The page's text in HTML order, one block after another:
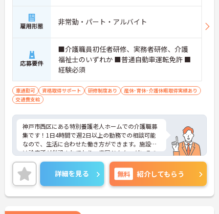
雇用形態 非常勤・パート・アルバイト
応募要件
■介護職員初任者研修、実務者研修、介護
福祉士のいずれか ■普通自動車運転免許 ■
経験必須
車通勤可 資格取得サポート 研修制度あり
産休･育休･介護休暇取得実績あり
交通費支給
神戸市西区にある特別養護老人ホームでの介護職募
集です！1日4時間で週2日以上の勤務での相談可能
なので、生活に合わせた働き方ができます。施設に
は診療所が併設されており、専属ドクターがいるの
で緊急時も安心の体制が整えらてれいます。ご興味
ある方には、面接対策ポイントなど、詳細をお話し
いたしますのでお気軽にご相談ください。
詳細を見る 無料 紹介してもらう